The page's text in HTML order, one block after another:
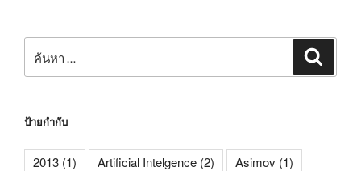
ป้ายกำกับ
2013 (1) Artificial Intelgence (2) Asimov (1)